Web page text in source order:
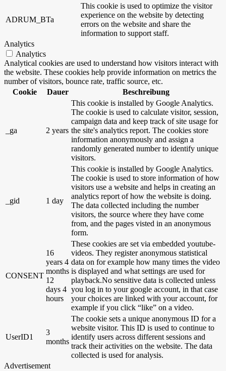
ADRUM_BTa
This cookie is used to optimize the visitor
experience on the website by detecting
errors on the website and share the
information to support staff.
Analytics
Analytics
Analytical cookies are used to understand how visitors interact with
the website. These cookies help provide information on metrics the
number of visitors, bounce rate, traffic source, etc.
Cookie
Dauer Beschreibung
_ga 2 years
This cookie is installed by Google Analytics.
The cookie is used to calculate visitor, session,
campaign data and keep track of site usage for
the site's analytics report. The cookies store
information anonymously and assign a
randomly generated number to identify unique
visitors.
_gid 1 day
This cookie is installed by Google Analytics.
The cookie is used to store information of how
visitors use a website and helps in creating an
analytics report of how the website is doing.
The data collected including the number
visitors, the source where they have come
from, and the pages visted in an anonymous
form.
CONSENT
16
years 4
months
12
days 4
hours
These cookies are set via embedded youtube-
videos. They register anonymous statistical
data on for example how many times the video
is displayed and what settings are used for
playback.No sensitive data is collected unless
you log in to your google account, in that case
your choices are linked with your account, for
example if you click “like” on a video.
UserID1
3
months
The cookie sets a unique anonymous ID for a
website visitor. This ID is used to continue to
identify users across different sessions and
track their activities on the website. The data
collected is used for analysis.
Advertisement